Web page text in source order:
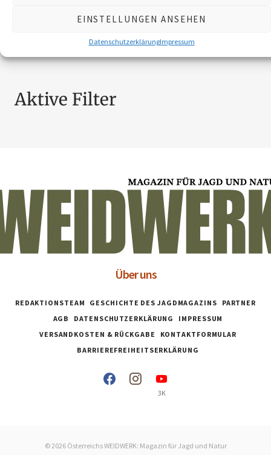
EINSTELLUNGEN ANSEHEN
DatenschutzerklärungImpressum
Nach Preis filtern
Aktive Filter
Über uns
REDAKTIONSTEAM GESCHICHTE DES JAGDMAGAZINS
PARTNER
AGB
DATENSCHUTZERKLÄRUNG
IMPRESSUM
VERSANDKOSTEN & RÜCKGABE
KONTAKTFORMULAR
BARRIEREFREIHEITSERKLÄRUNG
3K
© 2026 Österreichs WEIDWERK: Magazin für Jagd und Natur